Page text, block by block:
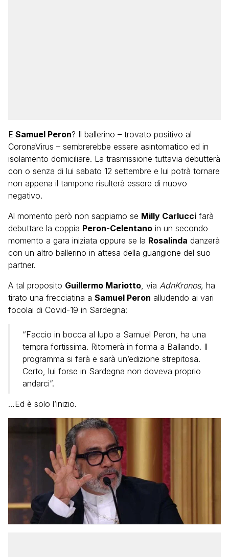
E Samuel Peron? Il ballerino – trovato positivo al
CoronaVirus – sembrerebbe essere asintomatico ed in
isolamento domiciliare. La trasmissione tuttavia debutterà
con o senza di lui sabato 12 settembre e lui potrà tornare
non appena il tampone risulterà essere di nuovo
negativo.
Al momento però non sappiamo se Milly Carlucci farà
debuttare la coppia Peron-Celentano in un secondo
momento a gara iniziata oppure se la Rosalinda danzerà
con un altro ballerino in attesa della guarigione del suo
partner.
A tal proposito Guillermo Mariotto , via AdnKronos, ha
tirato una frecciatina a Samuel Peron alludendo ai vari
focolai di Covid-19 in Sardegna:
“Faccio in bocca al lupo a Samuel Peron, ha una
tempra fortissima. Ritornerà in forma a Ballando. Il
programma si farà e sarà un’edizione strepitosa.
Certo, lui forse in Sardegna non doveva proprio
andarci”.
…Ed è solo l’inizio.